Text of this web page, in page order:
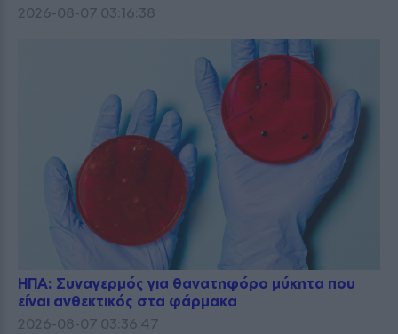
2026-08-07 03:16:38
ΗΠΑ: Συναγερμός για θανατηφόρο μύκητα που
είναι ανθεκτικός στα φάρμακα
2026-08-07 03:36:47